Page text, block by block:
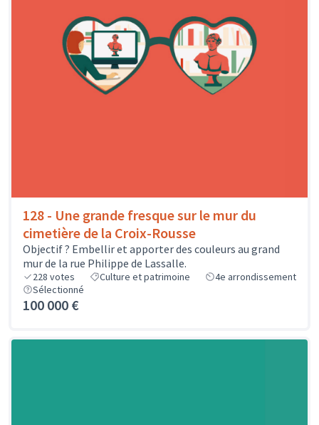
128 - Une grande fresque sur le mur du
cimetière de la Croix-Rousse
Objectif ? Embellir et apporter des couleurs au grand
mur de la rue Philippe de Lassalle.
228 votes Culture et patrimoine
4e arrondissement
Sélectionné
100 000 €